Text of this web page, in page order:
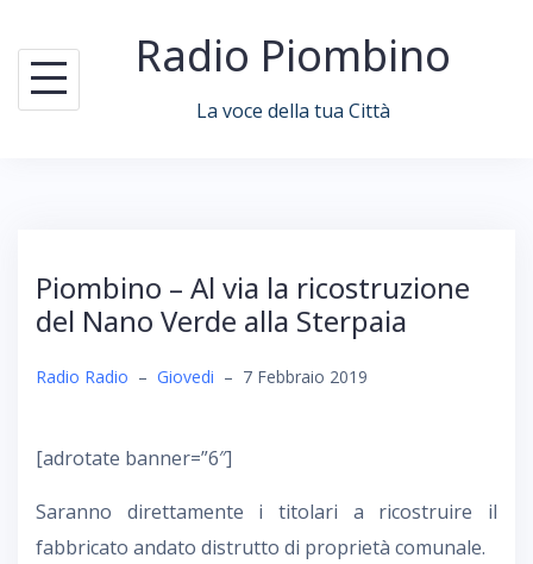
content
Radio Piombino
La voce della tua Città
Piombino – Al via la ricostruzione
del Nano Verde alla Sterpaia
Radio Radio – Giovedi – 7 Febbraio 2019
[adrotate banner=”6″]
Saranno direttamente i titolari a ricostruire il
fabbricato andato distrutto di proprietà comunale.